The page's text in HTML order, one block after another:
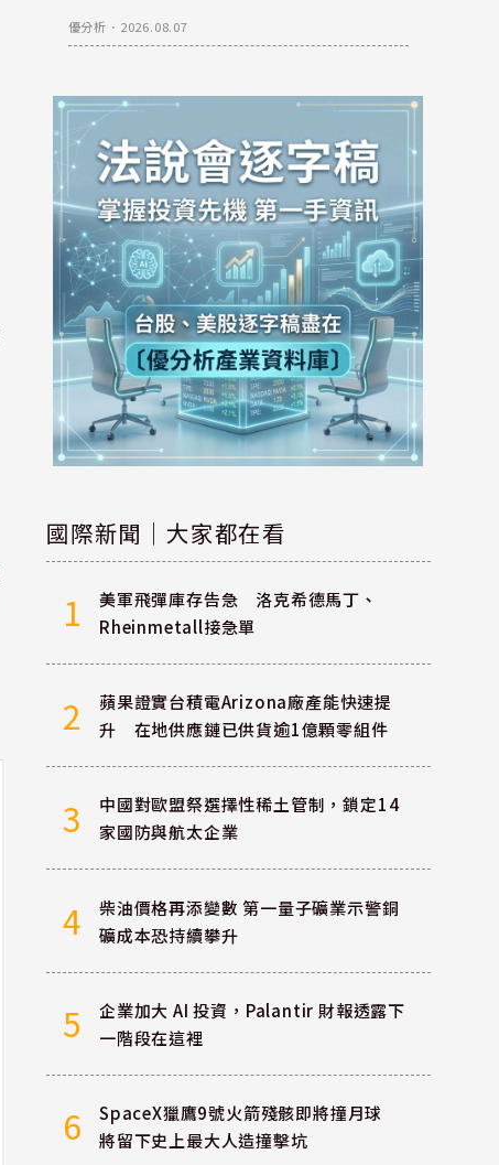
優分析 ． 2026.08.07
國際新聞｜大家都在看
1
美軍飛彈庫存告急 洛克希德馬丁、
Rheinmetall接急單
2
蘋果證實台積電Arizona廠產能快速提
升 在地供應鏈已供貨逾1億顆零組件
3
中國對歐盟祭選擇性稀土管制，鎖定14
家國防與航太企業
4
柴油價格再添變數 第一量子礦業示警銅
礦成本恐持續攀升
5
企業加大 AI 投資，Palantir 財報透露下
一階段在這裡
6
SpaceX獵鷹9號火箭殘骸即將撞月球
將留下史上最大人造撞擊坑